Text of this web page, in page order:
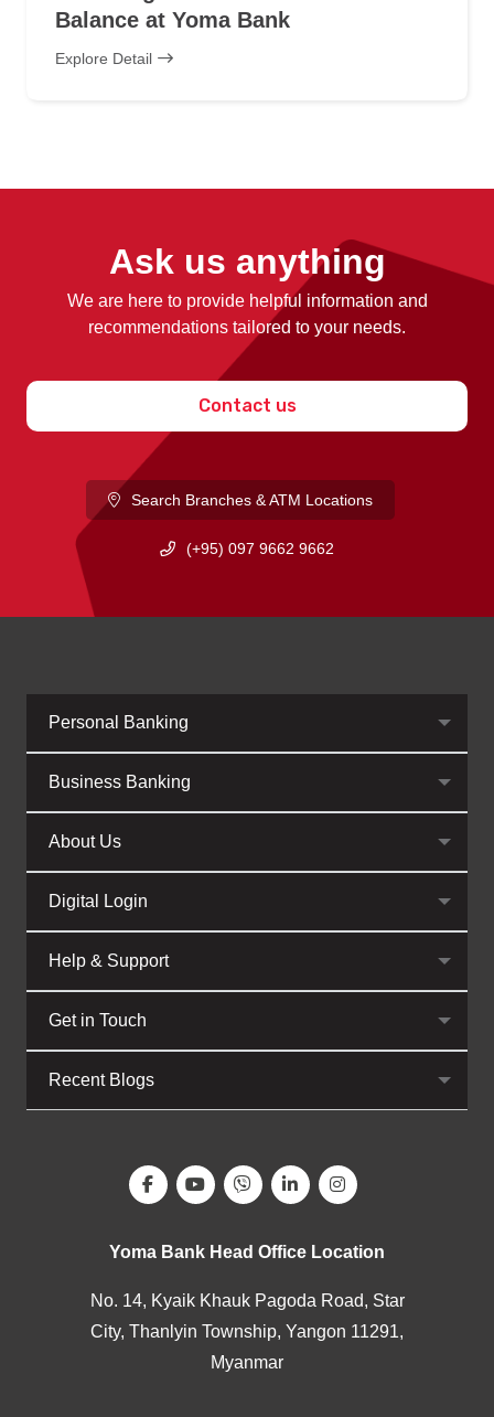
Balance at Yoma Bank
Explore Detail
Ask us anything
We are here to provide helpful information and
recommendations tailored to your needs.
Contact us
Search Branches & ATM Locations
(+95) 097 9662 9662
Personal Banking
Business Banking
About Us
Digital Login
Help & Support
Get in Touch
Recent Blogs
Yoma Bank Head Office Location
No. 14, Kyaik Khauk Pagoda Road, Star
City, Thanlyin Township, Yangon 11291,
Myanmar